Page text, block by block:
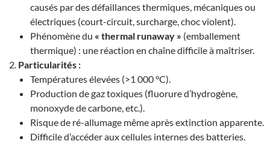
causés par des défaillances thermiques, mécaniques ou
électriques (court-circuit, surcharge, choc violent).
Phénomène du « thermal runaway » (emballement
thermique) : une réaction en chaîne difficile à maîtriser.
Particularités :
Températures élevées (>1 000 °C).
Production de gaz toxiques (fluorure d’hydrogène,
monoxyde de carbone, etc.).
Risque de ré-allumage même après extinction apparente.
Difficile d’accéder aux cellules internes des batteries.